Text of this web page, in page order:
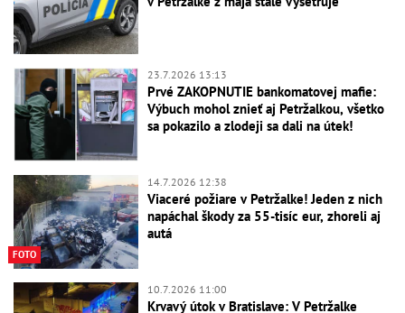
23.7.2026 13:13
Prvé ZAKOPNUTIE bankomatovej mafie:
Výbuch mohol znieť aj Petržalkou, všetko
sa pokazilo a zlodeji sa dali na útek!
FOTO
14.7.2026 12:38
Viaceré požiare v Petržalke! Jeden z nich
napáchal škody za 55-tisíc eur, zhoreli aj
autá
10.7.2026 11:00
Krvavý útok v Bratislave: V Petržalke